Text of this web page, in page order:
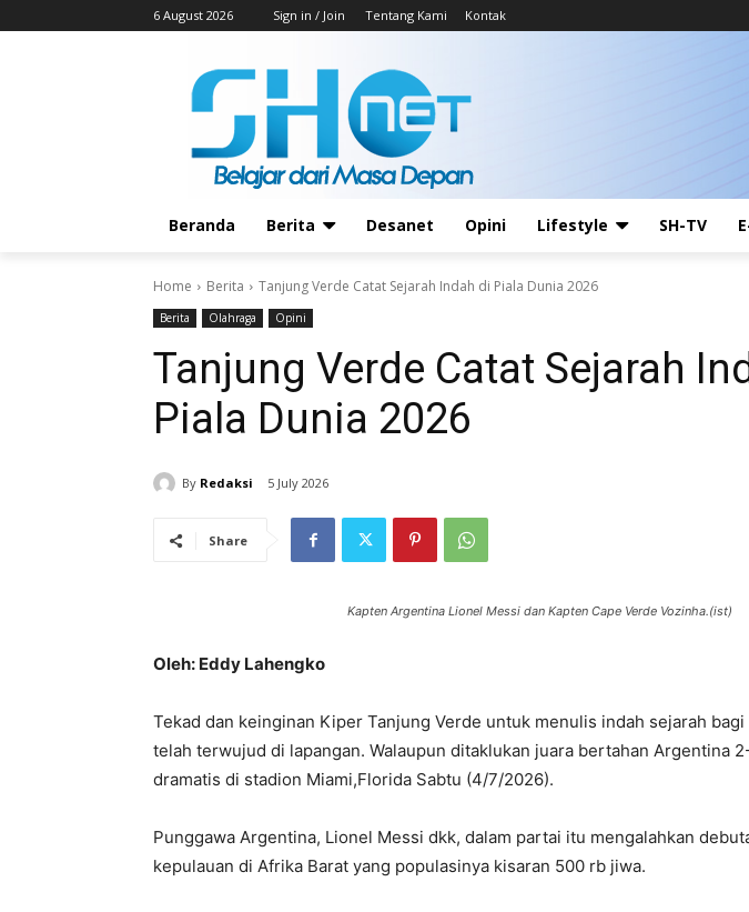
6 August 2026 Sign in / Join Tentang Kami Kontak
Beranda Berita Desanet Opini Lifestyle SH-TV
Home Berita Tanjung Verde Catat Sejarah Indah di Piala Dunia 2026
Berita Olahraga Opini
Tanjung Verde Catat Sejarah
Piala Dunia 2026
By Redaksi 5 July 2026
Share
Kapten Argentina Lionel Messi dan Kapten Cape Verde Vozinha.(ist)
Oleh: Eddy Lahengko
Tekad dan keinginan Kiper Tanjung Verde untuk menulis indah sejarah
telah terwujud di lapangan. Walaupun ditaklukan juara bertahan Argentina
dramatis di stadion Miami,Florida Sabtu (4/7/2026).
Punggawa Argentina, Lionel Messi dkk, dalam partai itu mengalahkan
kepulauan di Afrika Barat yang populasinya kisaran 500 rb jiwa.